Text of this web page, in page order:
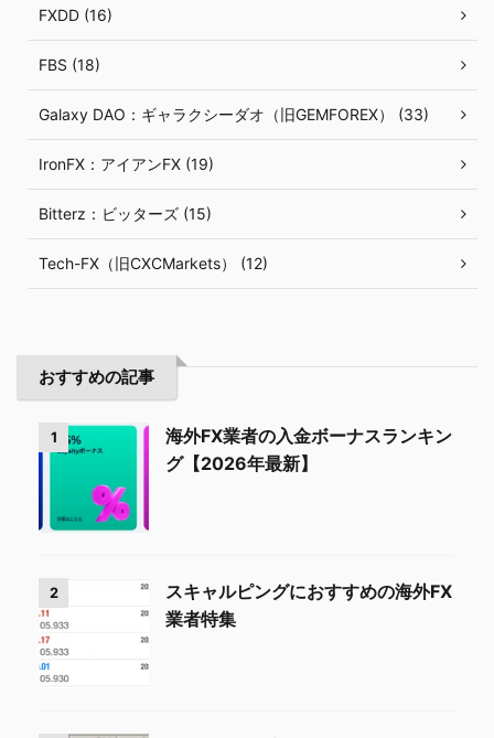
FXDD (16)
FBS (18)
Galaxy DAO：ギャラクシーダオ（旧GEMFOREX） (33)
IronFX：アイアンFX (19)
Bitterz：ビッターズ (15)
Tech-FX（旧CXCMarkets） (12)
おすすめの記事
1
海外FX業者の入金ボーナスランキン
グ【2026年最新】
2
スキャルピングにおすすめの海外FX
業者特集